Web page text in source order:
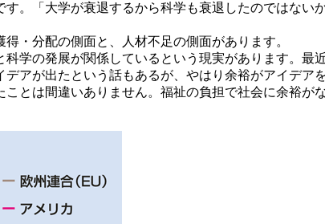
。「大学が衰退するから科学も衰退したのではない
・分配の側面と、人材不足の側面があります。
学の発展が関係しているという現実があります。最
アが出たという話もあるが、やはり余裕がアイデア
とは間違いありません。福祉の負担で社会に余裕が